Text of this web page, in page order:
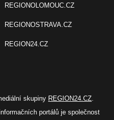
REGIONOLOMOUC.CZ
REGIONOSTRAVA.CZ
REGION24.CZ
skupiny REGION24.CZ.
portálů je společnost